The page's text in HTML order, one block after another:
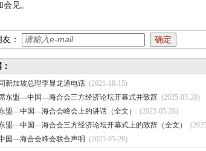
见。
：
新加坡总理李显龙通电话 (2021-10-15)
东盟—中国—海合会三方经济论坛开幕式并致辞 (2025-05-28)
盟—中国—海合会峰会上的讲话（全文）
(2025-05-28)
盟—中国—海合会三方经济论坛开幕式上的致辞（全文）
国—海合会峰会联合声明 (2025-05-28)